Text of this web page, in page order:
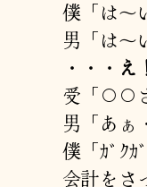
僕「は～
男「は～
・・・え
受「○○さ
男「あぁ
僕「ｶﾞｸｶ
会計をさ